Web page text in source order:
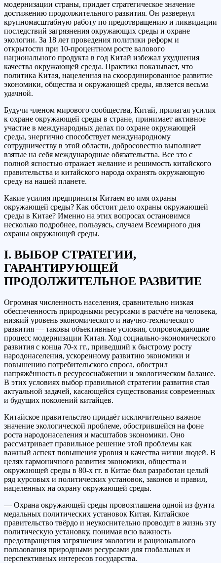
модернизации страны, придает стратегическое значение
достижению продолжительного развития. Он развернул
крупномасштабную работу по предотвращению и ликвидации
последствий загрязнения окружающих среды и охране
экологии. За 18 лет проведения политики реформ и
открытости при 10-процентном росте валового
национального продукта в год Китай избежал ухудшения
качества окружающей среды. Практика показывает, что
политика Китая, нацеленная на скоординированное развитие
экономики, общества и окружающей среды, является весьма
удачной.
Будучи членом мирового сообщества, Китай, прилагая усилия
к охране окружающей среды в стране, принимает активное
участие в международных делах по охране окружающей
среды, энергично способствует международному
сотрудничеству в этой области, добросовестно выполняет
взятые на себя международные обязательства. Все это с
полной ясностью отражает желание и решимость китайского
правительства и китайского народа охранять окружающую
среду на нашей планете.
Какие усилия предприняты Китаем во имя охраны
окружающей среды? Как обстоит дело охраны окружающей
среды в Китае? Именно на этих вопросах остановимся
несколько подробнее, пользуясь, случаем Всемирного дня
охраны окружающей среды.
I. ВЫБОР СТРАТЕГИИ,
ГАРАНТИРУЮЩЕЙ
ПРОДОЛЖИТЕЛЬНОЕ РАЗВИТИЕ
Огромная численность населения, сравнительно низкая
обеспеченность природными ресурсами в расчёте на человека,
низкий уровень экономического и научно-технического
развития — таковы объективные условия, сопровождающие
процесс модернизации Китая. Ход социально-экономического
развития с конца 70-х гг., приведший к быстрому росту
народонаселения, ускоренному развитию экономики и
повышению потребительского спроса, обострил
напряжённость в ресурсоснабжении и экологическом балансе.
В этих условиях выбор правильной стратегии развития стал
актуальной задачей, касающейся существования современных
и будущих поколений китайцев.
Китайское правительство придаёт исключительно важное
значение экологической проблеме, обострившейся на фоне
роста народонаселения и масштабов экономики. Оно
рассматривает правильное решение этой проблемы как
важный аспект повышения уровня и качества жизни людей. В
целях гармоничного развития экономики, общества и
окружающей среды в 80-х гг. в Китае был разработан целый
ряд курсовых и политических установок, законов и правил,
нацеленных на охрану окружающей среды.
— Охрана окружающей среды провозглашена одной из фунта
медальных политических установок Китая. Китайское
правительство твёрдо и неукоснительно проводит в жизнь эту
политическую установку, понимая всю важность
предотвращения загрязнения экологии и рационального
пользования природными ресурсами для глобальных и
перспективных интересов государства.